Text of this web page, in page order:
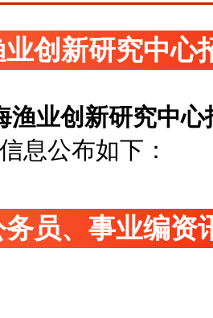
创新研究中心
渔业创新研究中心
息公布如下：
员、事业编资